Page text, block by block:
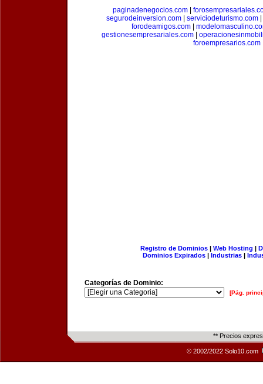
paginadenegocios.com
segurodeinversion.com| serviciodeturismo.com|
forodeamigos.com
gestionesempresariales.com
foroempresarios.com
Registro de Dominios| Web Hosting |
Dominios Expirados | Industrias |
Categorías de Dominio:
[Pág.
** Precios
© 2002/2022 Solo10.com